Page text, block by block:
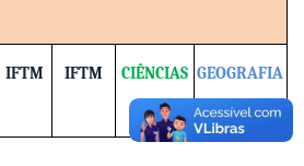
IFTM IFTM CIÊNCIAS GEOGRAFIA